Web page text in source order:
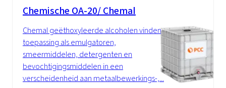
Chemische OA-20/ Chemal
Chemal geëthoxyleerde alcoholen vinden
toepassing als emulgatoren,
smeermiddelen, detergenten en
bevochtigingsmiddelen in een
verscheidenheid aan metaalbewerkings-,...